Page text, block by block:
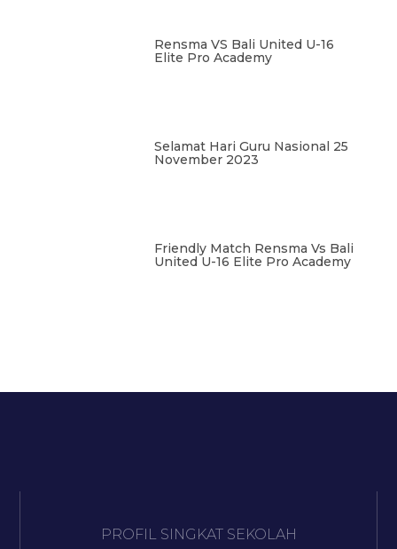
Rensma VS Bali United U-16
Elite Pro Academy
Selamat Hari Guru Nasional 25
November 2023
Friendly Match Rensma Vs Bali
United U-16 Elite Pro Academy
PROFIL SINGKAT SEKOLAH